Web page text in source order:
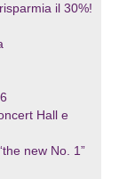
il 30%!
Hall e
new No. 1”